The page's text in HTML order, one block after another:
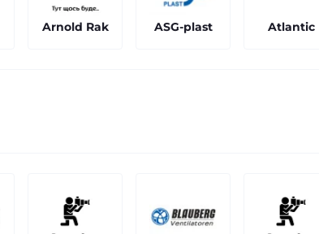
Arnold Rak ASG-plast Atlantic